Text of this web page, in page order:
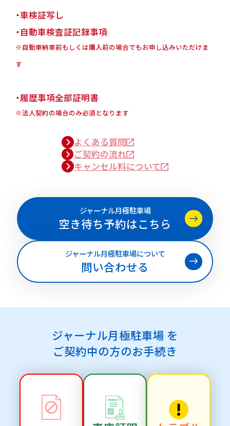
・車検証写し
・自動車検査証記録事項
※自動車納車前もしくは購入前の場合でもお申し込みいただけま
す
・履歴事項全部証明書
※法人契約の場合のみ必須となります
よくある質問
ご契約の流れ
キャンセル料について
ジャーナル月極駐車場
空き待ち予約はこちら
ジャーナル月極駐車場について
問い合わせる
ジャーナル月極駐車場 を
ご契約中の方のお手続き